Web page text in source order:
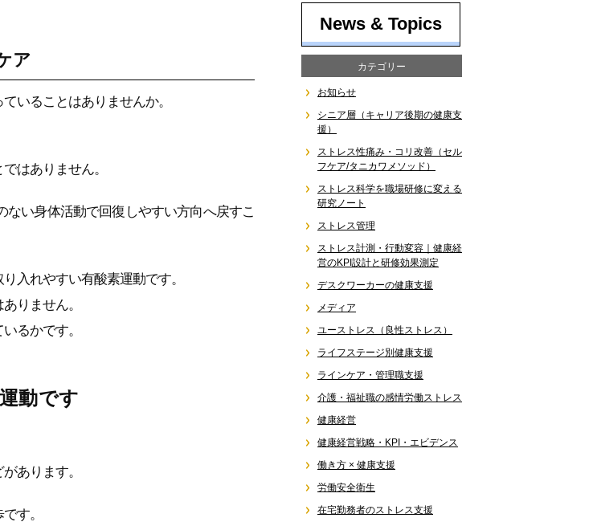
ア
いることはありませんか。
はありません。
い身体活動で回復しやすい方向へ戻すこ
入れやすい有酸素運動です。
りません。
るかです。
動です
あります。
す。
News & Topics
カテゴリー
お知らせ
シニア層（キャリア後期の健康支
援）
ストレス性痛み・コリ改善（セル
フケア/タニカワメソッド）
ストレス科学を職場研修に変える
研究ノート
ストレス管理
ストレス計測・行動変容｜健康経
営のKPI設計と研修効果測定
デスクワーカーの健康支援
メディア
ユーストレス（良性ストレス）
ライフステージ別健康支援
ラインケア・管理職支援
介護・福祉職の感情労働ストレス
健康経営
健康経営戦略・KPI・エビデンス
働き方 × 健康支援
労働安全衛生
在宅勤務者のストレス支援